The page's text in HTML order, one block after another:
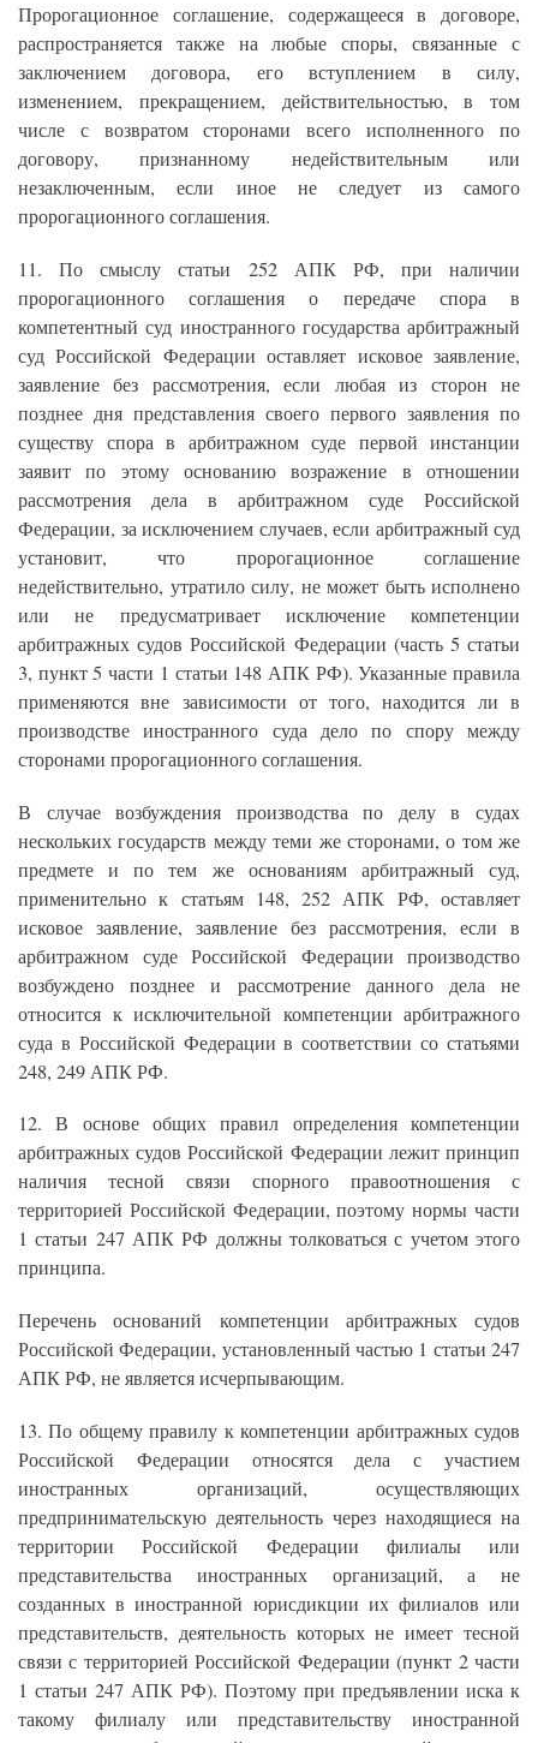
Пророгационное соглашение, содержащееся в договоре,
распространяется также на любые споры, связанные с
заключением договора, его вступлением в силу,
изменением, прекращением, действительностью, в том
числе с возвратом сторонами всего исполненного по
договору, признанному недействительным или
незаключенным, если иное не следует из самого
пророгационного соглашения.
11. По смыслу статьи 252 АПК РФ, при наличии
пророгационного соглашения о передаче спора в
компетентный суд иностранного государства арбитражный
суд Российской Федерации оставляет исковое заявление,
заявление без рассмотрения, если любая из сторон не
позднее дня представления своего первого заявления по
существу спора в арбитражном суде первой инстанции
заявит по этому основанию возражение в отношении
рассмотрения дела в арбитражном суде Российской
Федерации, за исключением случаев, если арбитражный суд
установит, что пророгационное соглашение
недействительно, утратило силу, не может быть исполнено
или не предусматривает исключение компетенции
арбитражных судов Российской Федерации (часть 5 статьи
3, пункт 5 части 1 статьи 148 АПК РФ). Указанные правила
применяются вне зависимости от того, находится ли в
производстве иностранного суда дело по спору между
сторонами пророгационного соглашения.
В случае возбуждения производства по делу в судах
нескольких государств между теми же сторонами, о том же
предмете и по тем же основаниям арбитражный суд,
применительно к статьям 148, 252 АПК РФ, оставляет
исковое заявление, заявление без рассмотрения, если в
арбитражном суде Российской Федерации производство
возбуждено позднее и рассмотрение данного дела не
относится к исключительной компетенции арбитражного
суда в Российской Федерации в соответствии со статьями
248, 249 АПК РФ.
12. В основе общих правил определения компетенции
арбитражных судов Российской Федерации лежит принцип
наличия тесной связи спорного правоотношения с
территорией Российской Федерации, поэтому нормы части
1 статьи 247 АПК РФ должны толковаться с учетом этого
принципа.
Перечень оснований компетенции арбитражных судов
Российской Федерации, установленный частью 1 статьи 247
АПК РФ, не является исчерпывающим.
13. По общему правилу к компетенции арбитражных судов
Российской Федерации относятся дела с участием
иностранных организаций, осуществляющих
предпринимательскую деятельность через находящиеся на
территории Российской Федерации филиалы или
представительства иностранных организаций, а не
созданных в иностранной юрисдикции их филиалов или
представительств, деятельность которых не имеет тесной
связи с территорией Российской Федерации (пункт 2 части
1 статьи 247 АПК РФ). Поэтому при предъявлении иска к
такому филиалу или представительству иностранной